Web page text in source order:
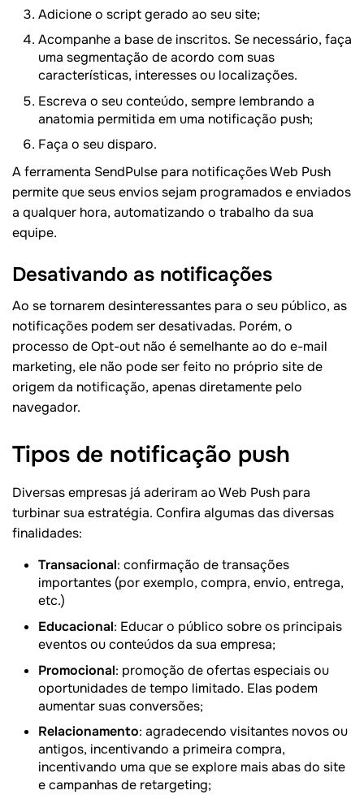
Adicione o script gerado ao seu site;
Acompanhe a base de inscritos. Se necessário, faça
uma segmentação de acordo com suas
características, interesses ou localizações.
Escreva o seu conteúdo, sempre lembrando a
anatomia permitida em uma notificação push;
Faça o seu disparo.
A ferramenta SendPulse para notificações Web Push
permite que seus envios sejam programados e enviados
a qualquer hora, automatizando o trabalho da sua
equipe.
Desativando as notificações
Ao se tornarem desinteressantes para o seu público, as
notificações podem ser desativadas. Porém, o
processo de Opt-out não é semelhante ao do e-mail
marketing, ele não pode ser feito no próprio site de
origem da notificação, apenas diretamente pelo
navegador.
Tipos de notificação push
Diversas empresas já aderiram ao Web Push para
turbinar sua estratégia. Confira algumas das diversas
finalidades:
Transacional: confirmação de transações
importantes (por exemplo, compra, envio, entrega,
etc.)
Educacional: Educar o público sobre os principais
eventos ou conteúdos da sua empresa;
Promocional: promoção de ofertas especiais ou
oportunidades de tempo limitado. Elas podem
aumentar suas conversões;
Relacionamento: agradecendo visitantes novos ou
antigos, incentivando a primeira compra,
incentivando uma que se explore mais abas do site
e campanhas de retargeting;